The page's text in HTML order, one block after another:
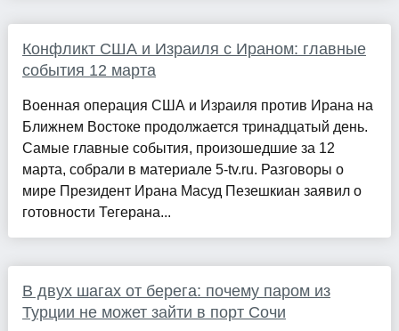
Конфликт США и Израиля с Ираном: главные
события 12 марта
Военная операция США и Израиля против Ирана на
Ближнем Востоке продолжается тринадцатый день.
Самые главные события, произошедшие за 12
марта, собрали в материале 5-tv.ru. Разговоры о
мире Президент Ирана Масуд Пезешкиан заявил о
готовности Тегерана...
В двух шагах от берега: почему паром из
Турции не может зайти в порт Сочи